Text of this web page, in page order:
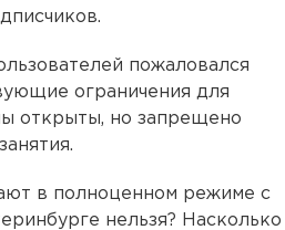
пожаловался
ограничения для
открыты, но запрещено
в полноценном режиме с
нельзя? Насколько